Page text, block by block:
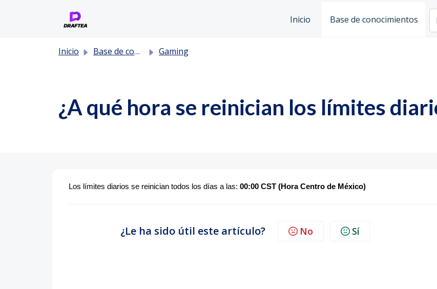
Inicio
Base de conocimientos
Inicio Base de conocimientos Gaming
¿A qué hora se reinician los límites
Los límites diarios se reinician todos los días a las: 00:00 CST (Hora Centro de México)
¿Le ha sido útil este artículo? No Sí